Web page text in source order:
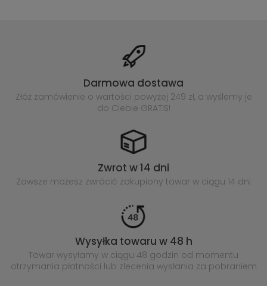
Darmowa dostawa
Złóż zamówienie o wartości powyżej 249 zł, a wyślemy je
do Ciebie GRATIS!
Zwrot w 14 dni
Zawsze możesz zwrócić zakupiony towar w ciągu 14 dni
Wysyłka towaru w 48 h
Towar wysyłamy w ciągu 48 godzin od momentu
otrzymania płatności lub zlecenia wysłania za pobraniem